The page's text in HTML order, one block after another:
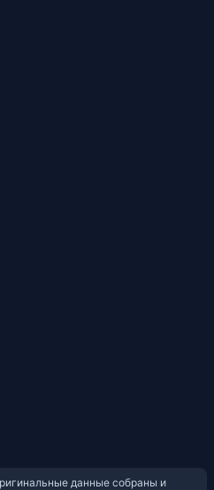
данные собраны и